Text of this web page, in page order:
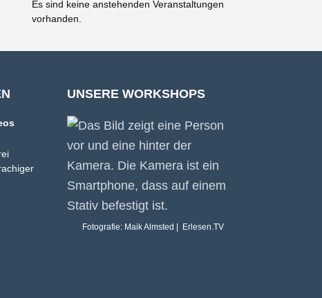
Es sind keine anstehenden Veranstaltungen
vorhanden.
UNSERE WORKSHOPS
Fotografie: Maik Almsted | Erlesen.TV